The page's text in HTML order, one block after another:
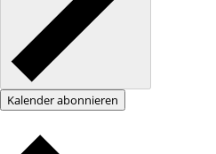
Kalender abonnieren